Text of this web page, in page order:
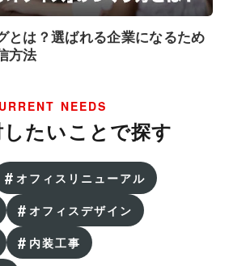
とは？選ばれる企業になるため
方法
NEEDS
たいことで探す
オフィスリニューアル
オフィスデザイン
内装工事